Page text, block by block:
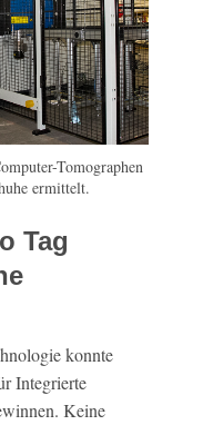
Tomographen
ermittelt.
Tag
konnte
Integrierte
Keine